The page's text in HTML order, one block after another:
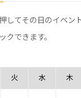
してその日のイベン
クできます。
火 水 木